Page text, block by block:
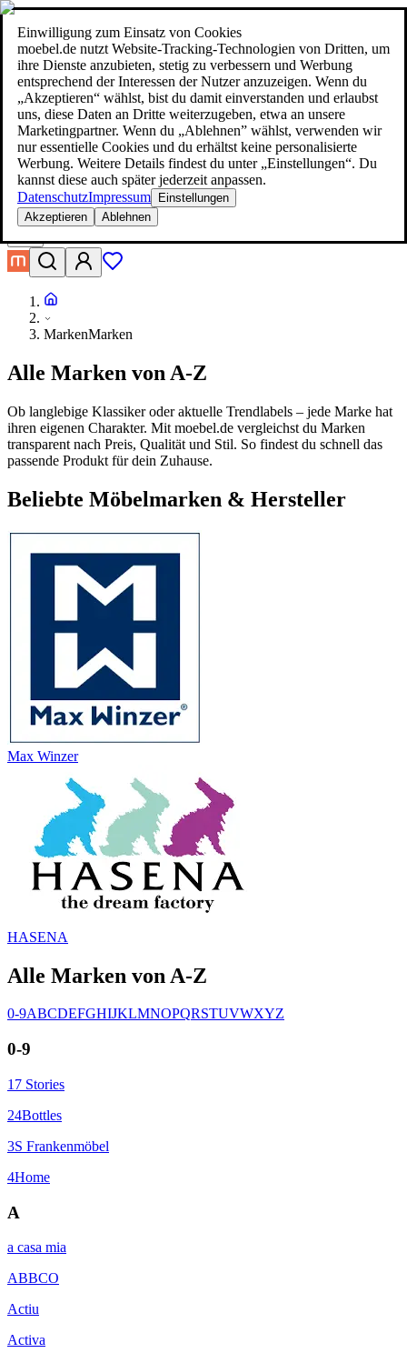
Einwilligung zum Einsatz von Cookies
moebel.de nutzt Website-Tracking-Technologien von Dritten, um
ihre Dienste anzubieten, stetig zu verbessern und Werbung
entsprechend der Interessen der Nutzer anzuzeigen. Wenn du
„Akzeptieren“ wählst, bist du damit einverstanden und erlaubst
uns, diese Daten an Dritte weiterzugeben, etwa an unsere
Marketingpartner. Wenn du „Ablehnen” wählst, verwenden wir
nur essentielle Cookies und du erhältst keine personalisierte
Werbung. Weitere Details findest du unter „Einstellungen“. Du
kannst diese auch später jederzeit anpassen.
DatenschutzImpressum
Einstellungen
Akzeptieren
Ablehnen
moebel.de - moebel dir den besten Preis!Über 100 Mio. Produkte im
Preisvergleich|Mehr als 1.000 Online-Shops in neun Ländern
moebel.de - moebel dir den besten Preis!
Über 100 Mio. Produkte im Preisvergleich
Mehr als 1.000 Online-Shops in neun Ländern
Mehr erfahren
Suche
moebel dir den besten Preis!moebel dir den besten Preis!
MarkenMarken
Alle Marken von A-Z
Ob langlebige Klassiker oder aktuelle Trendlabels – jede Marke hat
ihren eigenen Charakter. Mit moebel.de vergleichst du Marken
transparent nach Preis, Qualität und Stil. So findest du schnell das
passende Produkt für dein Zuhause.
Beliebte Möbelmarken & Hersteller
Max Winzer
HASENA
Alle Marken von A-Z
0-9ABCDEFGHIJKLMNOPQRSTUVWXYZ
0-9
17 Stories
24Bottles
3S Frankenmöbel
4Home
A
a casa mia
ABBCO
Actiu
Activa